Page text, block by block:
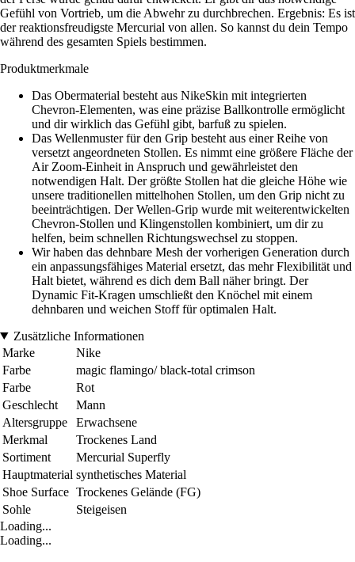
Gefühl von Vortrieb, um die Abwehr zu durchbrechen. Ergebnis: Es ist
der reaktionsfreudigste Mercurial von allen. So kannst du dein Tempo
während des gesamten Spiels bestimmen.
Produktmerkmale
Das Obermaterial besteht aus NikeSkin mit integrierten
Chevron-Elementen, was eine präzise Ballkontrolle ermöglicht
und dir wirklich das Gefühl gibt, barfuß zu spielen.
Das Wellenmuster für den Grip besteht aus einer Reihe von
versetzt angeordneten Stollen. Es nimmt eine größere Fläche der
Air Zoom-Einheit in Anspruch und gewährleistet den
notwendigen Halt. Der größte Stollen hat die gleiche Höhe wie
unsere traditionellen mittelhohen Stollen, um den Grip nicht zu
beeinträchtigen. Der Wellen-Grip wurde mit weiterentwickelten
Chevron-Stollen und Klingenstollen kombiniert, um dir zu
helfen, beim schnellen Richtungswechsel zu stoppen.
Wir haben das dehnbare Mesh der vorherigen Generation durch
ein anpassungsfähiges Material ersetzt, das mehr Flexibilität und
Halt bietet, während es dich dem Ball näher bringt. Der
Dynamic Fit-Kragen umschließt den Knöchel mit einem
dehnbaren und weichen Stoff für optimalen Halt.
Zusätzliche Informationen
Marke
Nike
Farbe
magic flamingo/ black-total crimson
Farbe
Rot
Geschlecht
Mann
Altersgruppe
Erwachsene
Merkmal
Trockenes Land
Sortiment
Mercurial Superfly
Hauptmaterial synthetisches Material
Shoe Surface Trockenes Gelände (FG)
Sohle
Steigeisen
Loading...
Loading...